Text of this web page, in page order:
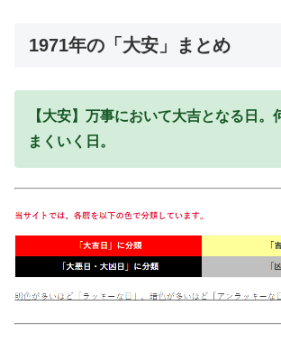
1971年の「大安」まとめ
【大安】万事において大吉となる日。
まくいく日。